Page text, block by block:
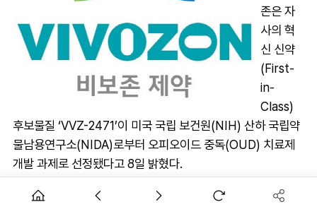
존은 자
사의 혁
신 신약
(First-
in-
Class)
후보물질 ‘VVZ-2471’이 미국 국립 보건원(NIH) 산하 국립약
물남용연구소(NIDA)로부터 오피오이드 중독(OUD) 치료제
개발 과제로 선정됐다고 8일 밝혔다.